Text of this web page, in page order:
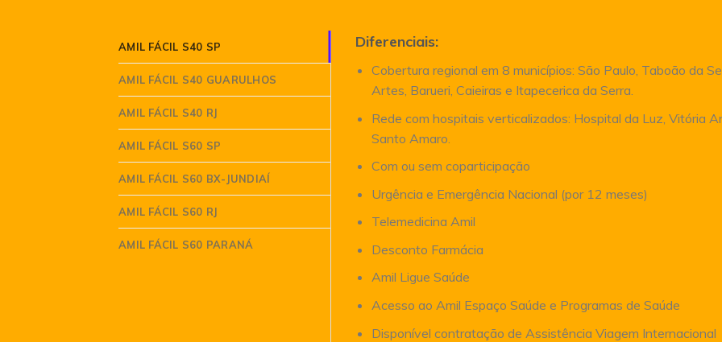
AMIL FÁCIL S40 SP
AMIL FÁCIL S40 GUARULHOS
AMIL FÁCIL S40 RJ
AMIL FÁCIL S60 SP
AMIL FÁCIL S60 BX-JUNDIAÍ
AMIL FÁCIL S60 RJ
AMIL FÁCIL S60 PARANÁ
Diferenciais:
Cobertura regional em 8 municípios: São Paulo, Taboão da
Artes, Barueri, Caieiras e Itapecerica da Serra.
Rede com hospitais verticalizados: Hospital da Luz, Vitória
Santo Amaro.
Com ou sem coparticipação
Urgência e Emergência Nacional (por 12 meses)
Telemedicina Amil
Desconto Farmácia
Amil Ligue Saúde
Acesso ao Amil Espaço Saúde e Programas de Saúde
Disponível contratação de Assistência Viagem Internacional